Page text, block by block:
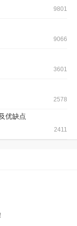
9801
9066
3601
2578
优缺点
2411